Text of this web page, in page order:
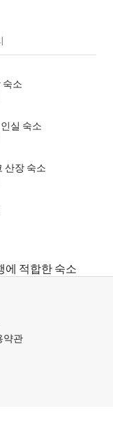
숙소
실 숙소
산장 숙소
에 적합한 숙소
약관